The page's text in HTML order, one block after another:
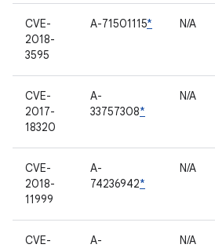
CVE-
2018-
3595
A-71501115* N/A
CVE-
2017-
18320
A-
33757308*
N/A
CVE-
2018-
11999
A-
74236942*
N/A
CVE-
A-
N/A